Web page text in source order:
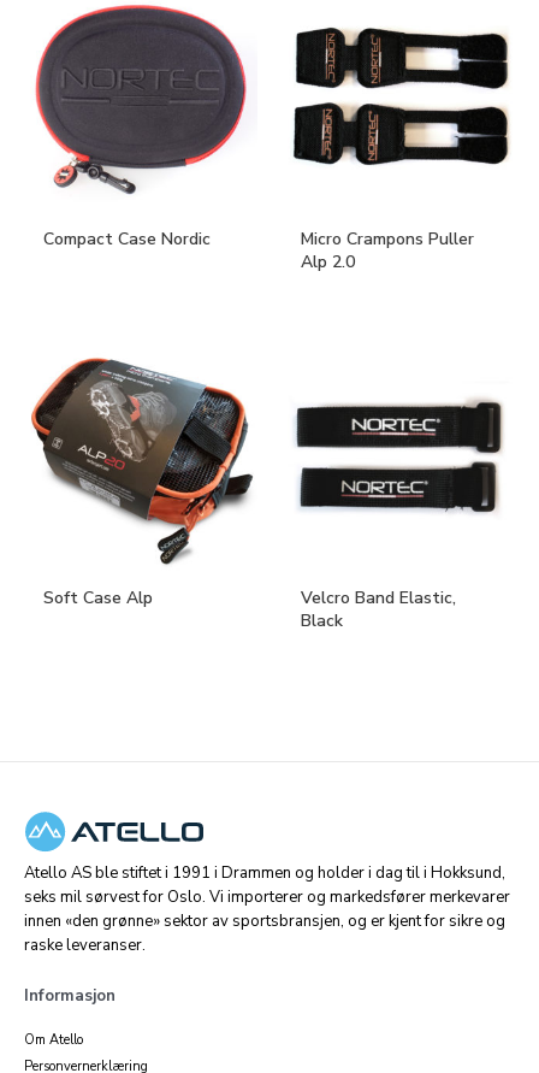
Compact Case Nordic
Micro Crampons Puller
Alp 2.0
Soft Case Alp
Velcro Band Elastic,
Black
Atello AS ble stiftet i 1991 i Drammen og holder i dag til i Hokksund,
seks mil sørvest for Oslo. Vi importerer og markedsfører merkevarer
innen «den grønne» sektor av sportsbransjen, og er kjent for sikre og
raske leveranser.
Informasjon
Om Atello
Personvernerklæring